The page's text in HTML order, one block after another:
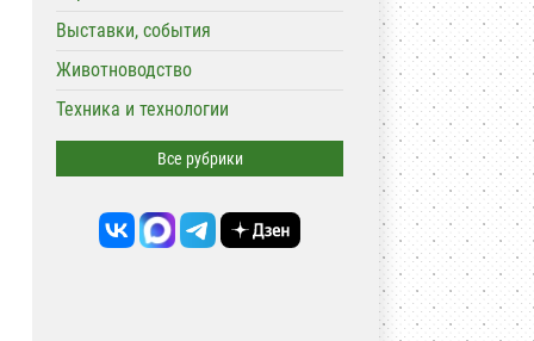
Выставки, события
Животноводство
Техника и технологии
Все рубрики